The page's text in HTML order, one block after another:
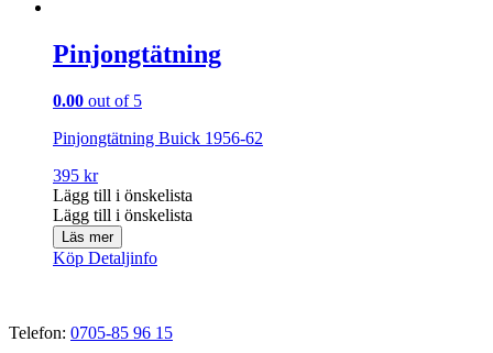
Pinjongtätning
0.00 out of 5
Pinjongtätning Buick 1956-62
395 kr
Lägg till i önskelista
Lägg till i önskelista
Läs mer
Köp Detaljinfo
Telefon: 0705-85 96 15